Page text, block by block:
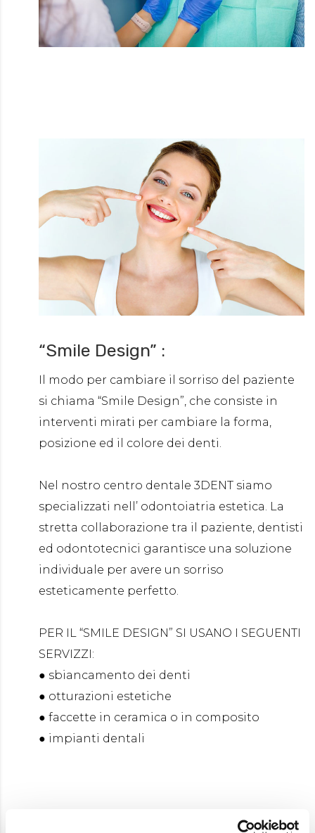
“Smile Design” :
Il modo per cambiare il sorriso del paziente
si chiama “Smile Design”, che consiste in
interventi mirati per cambiare la forma,
posizione ed il colore dei denti.
Nel nostro centro dentale 3DENT siamo
specializzati nell’ odontoiatria estetica. La
stretta collaborazione tra il paziente, dentisti
ed odontotecnici garantisce una soluzione
individuale per avere un sorriso
esteticamente perfetto.
PER IL “SMILE DESIGN” SI USANO I SEGUENTI
SERVIZZI:
● sbiancamento dei denti
● otturazioni estetiche
● faccette in ceramica o in composito
● impianti dentali
I MODI DA APLICARE IL “SMILE DESIGN”